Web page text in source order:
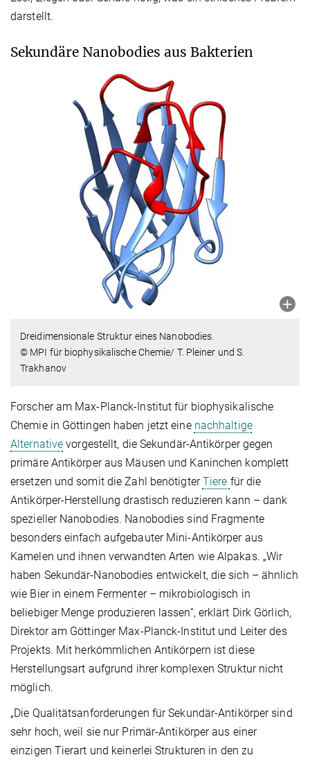
darstellt.
Sekundäre Nanobodies aus Bakterien
Dreidimensionale Struktur eines Nanobodies.
© MPI für biophysikalische Chemie/ T. Pleiner und S.
Trakhanov
Forscher am Max-Planck-Institut für biophysikalische
Chemie in Göttingen haben jetzt eine nachhaltige
Alternative vorgestellt, die Sekundär-Antikörper gegen
primäre Antikörper aus Mäusen und Kaninchen komplett
ersetzen und somit die Zahl benötigterTiere für die
Antikörper-Herstellung drastisch reduzieren kann – dank
spezieller Nanobodies. Nanobodies sind Fragmente
besonders einfach aufgebauter Mini-Antikörper aus
Kamelen und ihnen verwandten Arten wie Alpakas. „Wir
haben Sekundär-Nanobodies entwickelt, die sich – ähnlich
wie Bier in einem Fermenter – mikrobiologisch in
beliebiger Menge produzieren lassen“, erklärt Dirk Görlich,
Direktor am Göttinger Max-Planck-Institut und Leiter des
Projekts. Mit herkömmlichen Antikörpern ist diese
Herstellungsart aufgrund ihrer komplexen Struktur nicht
möglich.
„Die Qualitätsanforderungen für Sekundär-Antikörper sind
sehr hoch, weil sie nur Primär-Antikörper aus einer
einzigen Tierart und keinerlei Strukturen in den zu